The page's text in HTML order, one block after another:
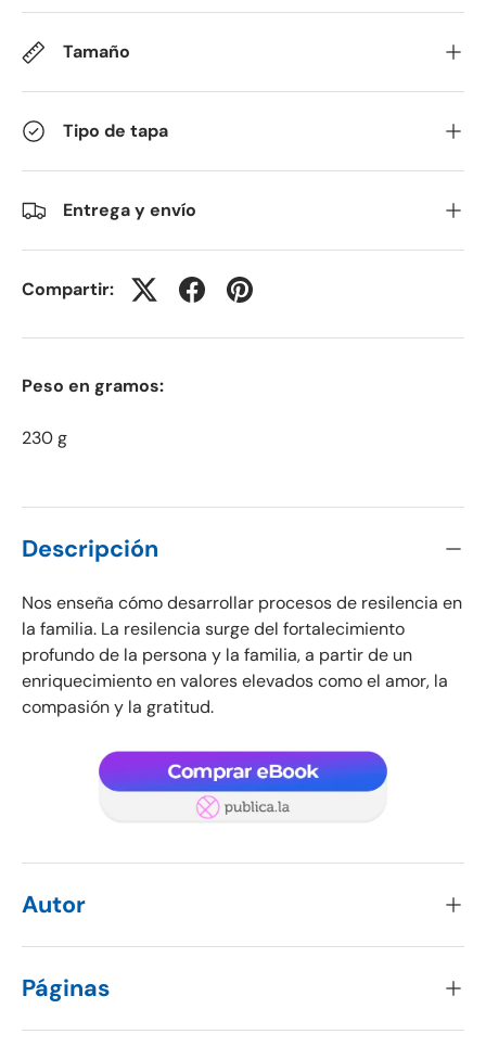
Tamaño
Tipo de tapa
Entrega y envío
Compartir:
Peso en gramos:
230 g
Descripción
Nos enseña cómo desarrollar procesos de resilencia en
la familia. La resilencia surge del fortalecimiento
profundo de la persona y la familia, a partir de un
enriquecimiento en valores elevados como el amor, la
compasión y la gratitud.
Autor
Páginas